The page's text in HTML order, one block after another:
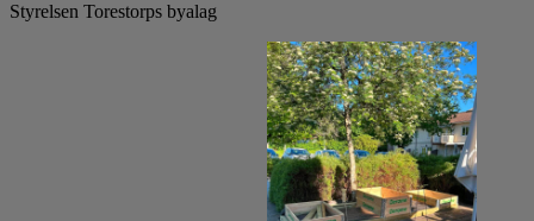
Styrelsen Torestorps byalag